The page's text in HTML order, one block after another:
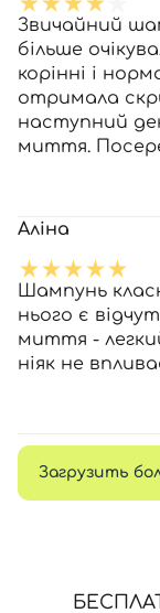
Звичайний
більше
корінні і
отримала
наступний
миття.
Аліна
Шампунь
нього є
миття -
ніяк не
Загрузить